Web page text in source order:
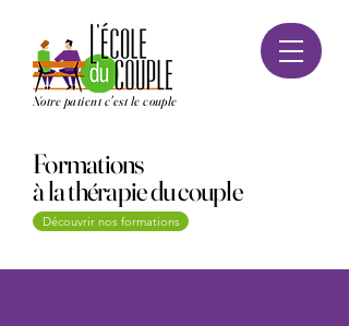
Notre patient c'est le couple
Formations
à la thérapie du couple
Découvrir nos formations